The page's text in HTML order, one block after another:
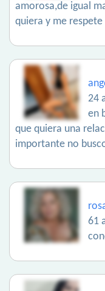
amorosa,de igual
quiera y me respete
24
en
que quiera una
importante no
61